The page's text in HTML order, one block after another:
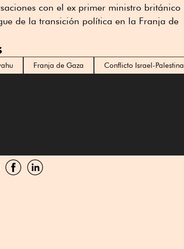
con el ex primer ministro británico
de la transición política en la Franja de
Franja de Gaza Conflicto Israel-Palestina
CompartirCompartir